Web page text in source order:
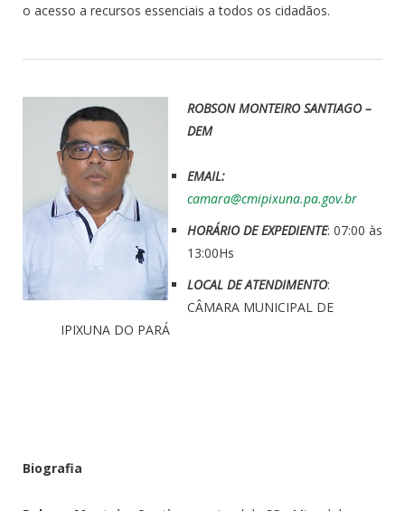
o acesso a recursos essenciais a todos os cidadãos.
ROBSON MONTEIRO SANTIAGO –
DEM
EMAIL:
camara@cmipixuna.pa.gov.br
HORÁRIO DE EXPEDIENTE: 07:00 às
13:00Hs
LOCAL DE ATENDIMENTO:
CÂMARA MUNICIPAL DE
IPIXUNA DO PARÁ
Biografia